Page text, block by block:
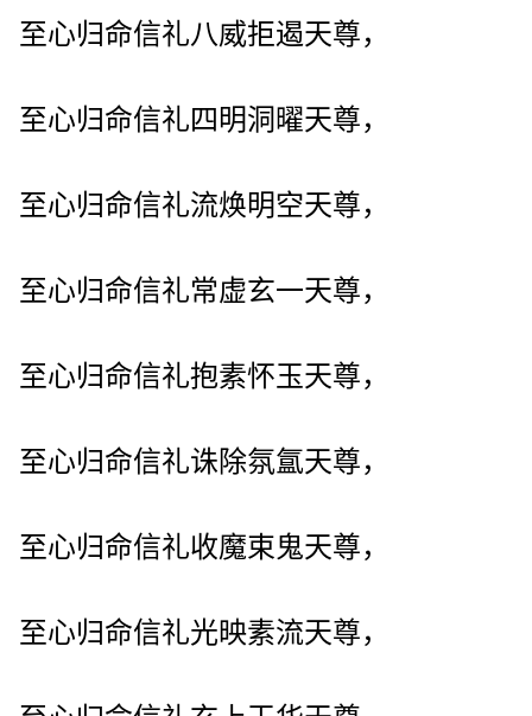
至心归命信礼八威拒遏天尊，
至心归命信礼四明洞曜天尊，
至心归命信礼流焕明空天尊，
至心归命信礼常虚玄一天尊，
至心归命信礼抱素怀玉天尊，
至心归命信礼诛除氛氲天尊，
至心归命信礼收魔束鬼天尊，
至心归命信礼光映素流天尊，